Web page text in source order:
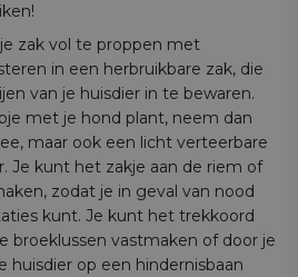
zak vol te proppen met
in een herbruikbare zak, die
van je huisdier in te bewaren.
met je hond plant, neem dan
maar ook een licht verteerbare
Je kunt het zakje aan de riem of
zodat je in geval van nood
kunt. Je kunt het trekkoord
broeklussen vastmaken of door je
huisdier op een hindernisbaan